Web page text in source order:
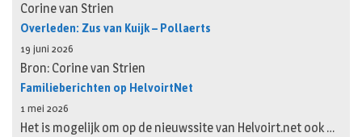
Corine van Strien
Overleden: Zus van Kuijk – Pollaerts
19 juni 2026
Bron: Corine van Strien
Familieberichten op HelvoirtNet
1 mei 2026
Het is mogelijk om op de nieuwssite van Helvoirt.net ook …